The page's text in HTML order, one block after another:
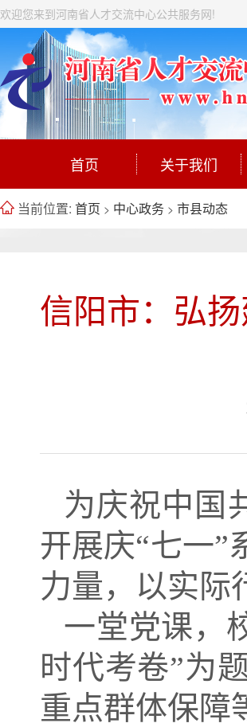
欢迎您来到河南省人才交流中心公共服务网!
首页 关于我们
当前位置: 首页 > 中心政务 > 市县动态
信阳市：弘
为庆祝中国
开展庆“七一”
力量，以实际
一堂党课，
时代考卷”为
重点群体保障